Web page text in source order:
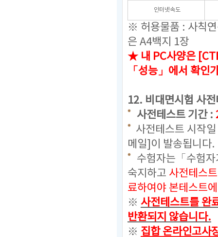
인터넷속도
※ 허용물품 : 사칙
은 A4백지 1장
★ 내 PC사양은
「성능」에서 확인
12. 비대면시험 사
사전테스트 기간 :
사전테스트 시작
메일]이 발송됩니다.
수험자는「수험
숙지하고 사전테스
료하여야 본테스트
※ 사전테스트를 완
반환되지 않습니다.
※ 집합 온라인고사